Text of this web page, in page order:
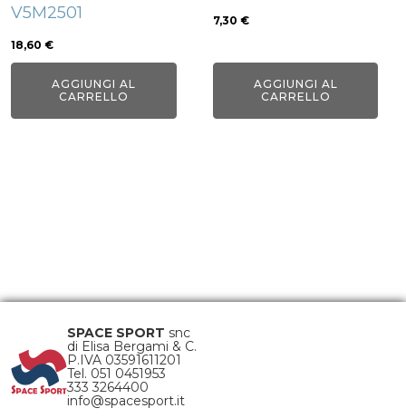
V5M2501
18,60 €
AGGIUNGI AL
CARRELLO
7,30 €
AGGIUNGI AL
CARRELLO
SPACE SPORT snc
di Elisa Bergami & C.
P.IVA 03591611201
Tel. 051 0451953
333 3264400
info@spacesport.it